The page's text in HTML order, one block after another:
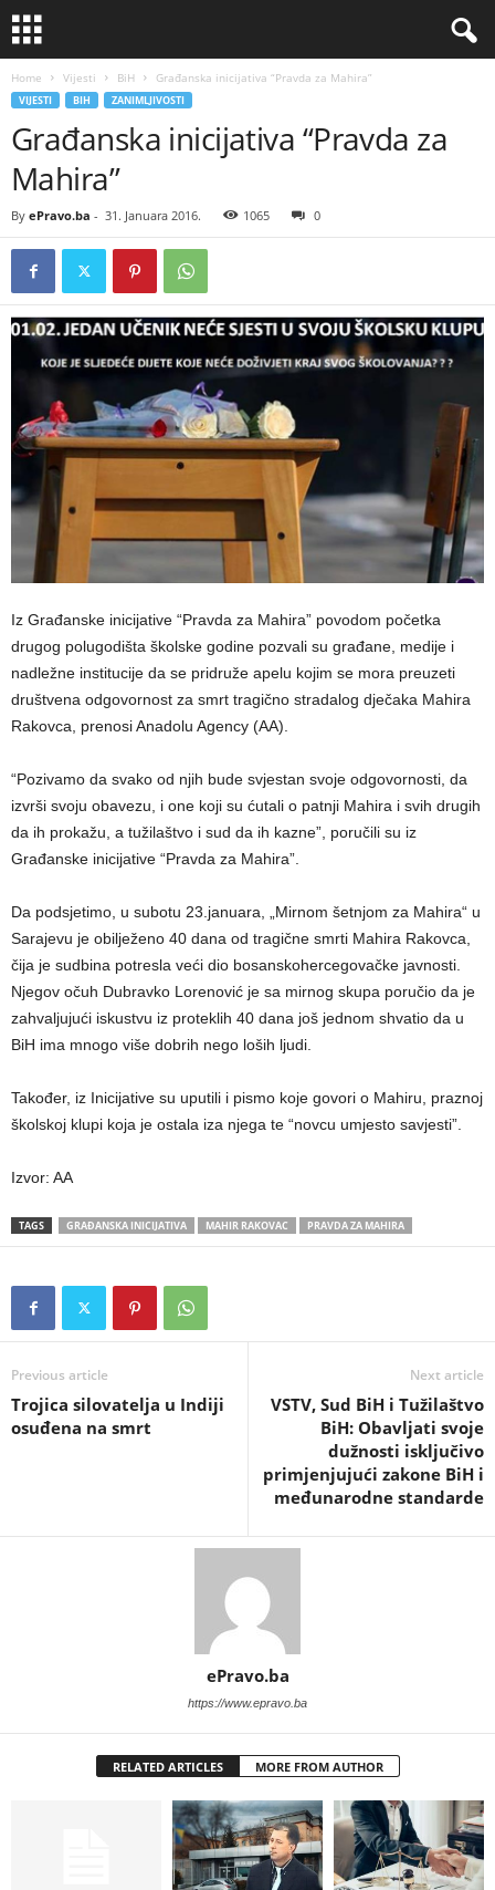
Home Vijesti BiH Građanska inicijativa “Pravda za Mahira”
VIJESTI BIH ZANIMLJIVOSTI
Građanska inicijativa “Pravda za
Mahira”
By ePravo.ba - 31. Januara 2016. 1065 0
Iz Građanske inicijative “Pravda za Mahira” povodom početka
drugog polugodišta školske godine pozvali su građane, medije i
nadležne institucije da se pridruže apelu kojim se mora preuzeti
društvena odgovornost za smrt tragično stradalog dječaka Mahira
Rakovca, prenosi Anadolu Agency (AA).
“Pozivamo da svako od njih bude svjestan svoje odgovornosti, da
izvrši svoju obavezu, i one koji su ćutali o patnji Mahira i svih drugih
da ih prokažu, a tužilaštvo i sud da ih kazne”, poručili su iz
Građanske inicijative “Pravda za Mahira”.
Da podsjetimo, u subotu 23.januara, „Mirnom šetnjom za Mahira“ u
Sarajevu je obilježeno 40 dana od tragične smrti Mahira Rakovca,
čija je sudbina potresla veći dio bosanskohercegovačke javnosti.
Njegov očuh Dubravko Lorenović je sa mirnog skupa poručio da je
zahvaljujući iskustvu iz proteklih 40 dana još jednom shvatio da u
BiH ima mnogo više dobrih nego loših ljudi.
Također, iz Inicijative su uputili i pismo koje govori o Mahiru, praznoj
školskoj klupi koja je ostala iza njega te “novcu umjesto savjesti”.
Izvor: AA
TAGS GRAĐANSKA INICIJATIVA MAHIR RAKOVAC PRAVDA ZA MAHIRA
Previous article
Trojica silovatelja u Indiji
osuđena na smrt
Next article
VSTV, Sud BiH i Tužilaštvo
BiH: Obavljati svoje
dužnosti isključivo
primjenjujući zakone BiH i
međunarodne standarde
ePravo.ba
https://www.epravo.ba
RELATED ARTICLES MORE FROM AUTHOR